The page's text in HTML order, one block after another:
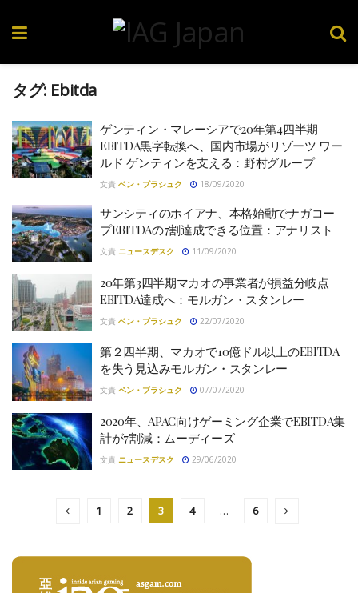
タグ: Ebitda
ゲンティン・マレーシアで20年第4四半期
EBITDA黒字転換へ、国内市場がリゾーツ ワー
ルド ゲンティンを支える：野村グループ
文責 ベン・ブラシュク 18/09/2020
サンシティのホイアナ、本格始動でナガコー
プEBITDAの7割達成できる位置：アナリスト
文責 ニュースデスク 11/09/2020
20年第3四半期マカオの事業者が損益分岐点
EBITDA達成へ：モルガン・スタンレー
文責 ベン・ブラシュク 22/07/2020
第２四半期、マカオで10億ドル以上のEBITDA
を失う見込みモルガン・スタンレー
文責 ベン・ブラシュク 07/07/2020
2020年、APAC向けゲーミング企業でEBITDA集
計が7割減：ムーディーズ
文責 ニュースデスク 29/06/2020
1 2 3 4 … 6